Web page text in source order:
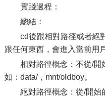
實踐過程：
總結：
cd後跟相對路徑或者絕
跟任何東西，會進入當前用
相對路徑概念：不從/開
如：data/，mnt/oldboy。
絕對路徑概念：從/開始